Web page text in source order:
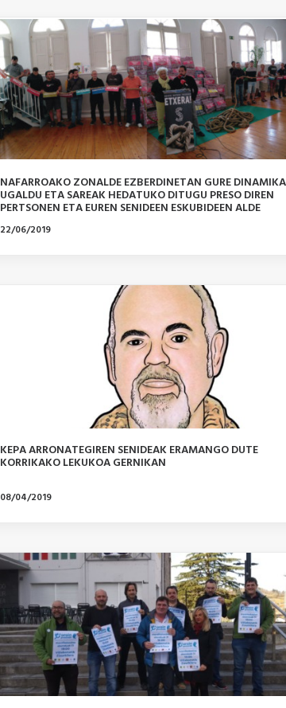
NAFARROAKO ZONALDE EZBERDINETAN GURE
UGALDU ETA SAREAK HEDATUKO DITUGU PRESO DIREN
PERTSONEN ETA EUREN SENIDEEN ESKUBIDEEN ALDE
22/06/2019
KEPA ARRONATEGIREN SENIDEAK ERAMANGO DUTE
KORRIKAKO LEKUKOA GERNIKAN
08/04/2019